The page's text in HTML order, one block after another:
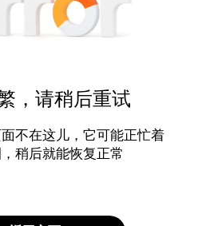
，请稍后重试
不在这儿，它可能正忙着
稍后就能恢复正常